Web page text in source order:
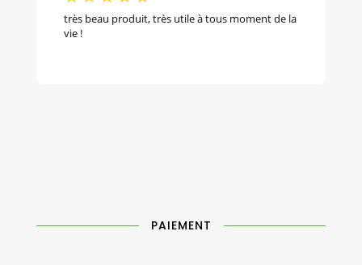
très beau produit, très utile à tous moment de la
vie !
PAIEMENT